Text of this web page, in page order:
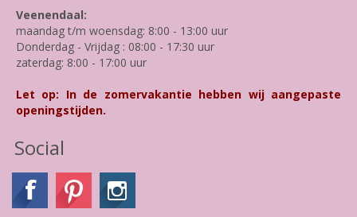
Veenendaal:
maandag t/m woensdag: 8:00 - 13:00 uur
Donderdag - Vrijdag : 08:00 - 17:30 uur
zaterdag: 8:00 - 17:00 uur
Let op: In de zomervakantie hebben wij aangepaste
openingstijden.
Social